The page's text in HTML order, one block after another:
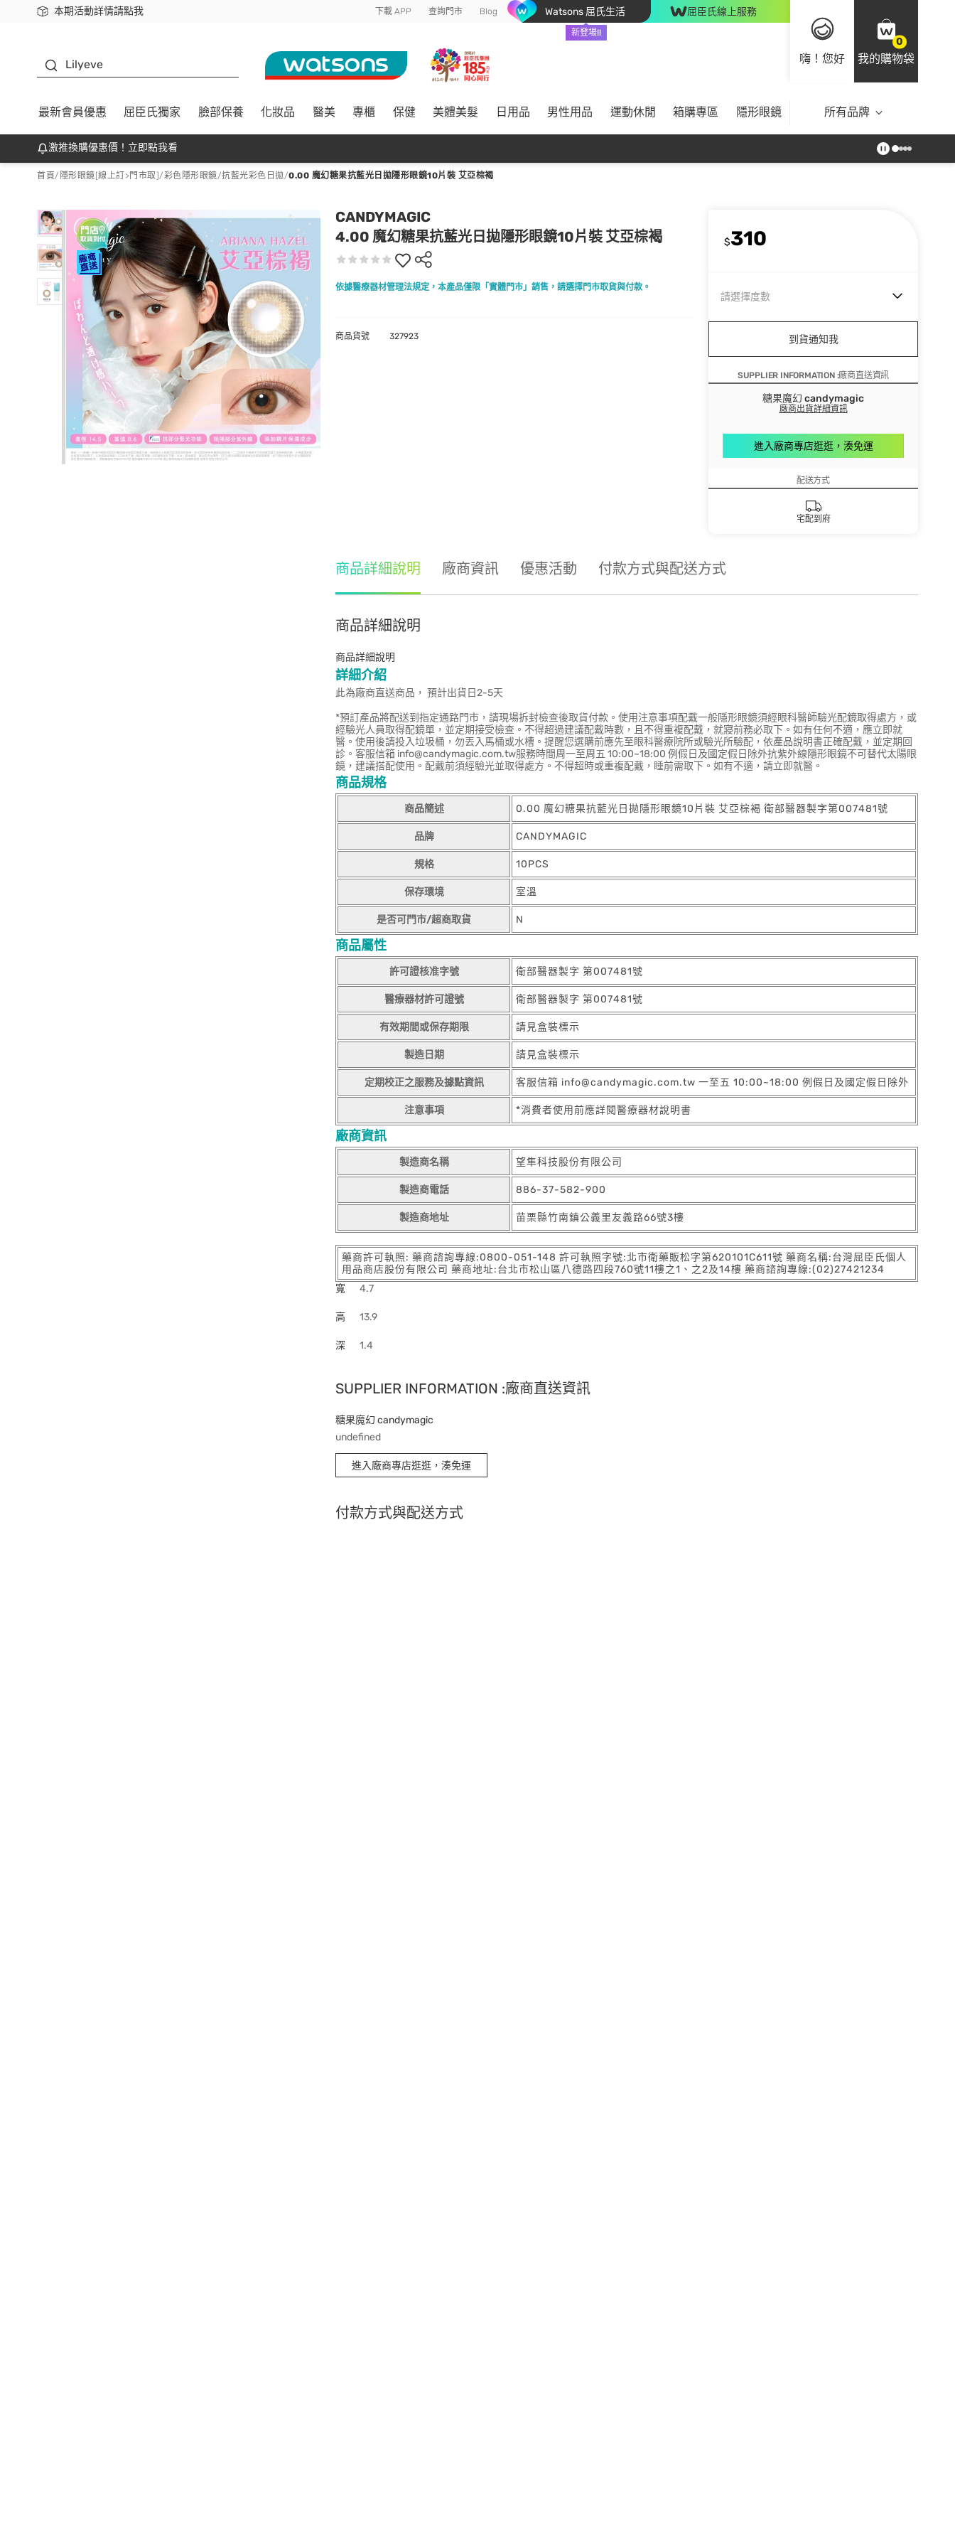
本期活動詳情請點我
下載app最高回饋$350 下載 APP 查詢門市 Blog Watsons 屈氏生活
新登場!!
屈臣氏線上服務
嗨！您好
0
我的購物袋
Lilyeve
最新會員優惠 屈臣氏獨家 臉部保養 化妝品 醫美 專櫃 保健 美體美髮 日用品 男性用品 運動休閒 箱購專區 隱形眼鏡 所有品牌
激推換購優惠價！立即點我看
首頁/ 隱形眼鏡[線上訂>門市取]/彩色隱形眼鏡/抗藍光彩色日拋/0.00 魔幻糖果抗藍光日拋隱形眼鏡10片裝 艾亞棕褐
CANDYMAGIC
4.00 魔幻糖果抗藍光日拋隱形眼鏡10片裝 艾亞棕褐
依據醫療器材管理法規定，本產品僅限「實體門市」銷售，請選擇門市取貨與付款。
$310
請選擇度數
到貨通知我
SUPPLIER INFORMATION :廠商直送資訊
糖果魔幻 candymagic
廠商出貨詳細資訊
進入廠商專店逛逛，湊免運
配送方式
宅配到府
商品貨號 327923
商品詳細說明 廠商資訊 優惠活動 付款方式與配送方式
商品詳細說明
商品詳細說明
詳細介紹
此為廠商直送商品， 預計出貨日2-5天
*預訂產品將配送到指定通路門市，請現場拆封檢查後取貨付款。使用注意事項配戴一般隱形眼鏡須經眼科醫師驗光配鏡取得處方，或
經驗光人員取得配鏡單，並定期接受檢查。不得超過建議配戴時數，且不得重複配戴，就寢前務必取下。如有任何不適，應立即就
醫。使用後請投入垃圾桶，勿丟入馬桶或水槽。提醒您選購前應先至眼科醫療院所或驗光所驗配，依產品說明書正確配戴，並定期回
診。客服信箱 info@candymagic.com.tw服務時間周一至周五 10:00~18:00 例假日及國定假日除外抗紫外線隱形眼鏡不可替代太陽眼
鏡，建議搭配使用。配戴前須經驗光並取得處方。不得超時或重複配戴，睡前需取下。如有不適，請立即就醫。
商品規格
商品簡述 0.00 魔幻糖果抗藍光日拋隱形眼鏡10片裝 艾亞棕褐 衛部醫器製字第007481號
品牌 CANDYMAGIC
規格 10PCS
保存環境 室溫
是否可門市/超商取貨 N
商品屬性
許可證核准字號 衛部醫器製字 第007481號
醫療器材許可證號 衛部醫器製字 第007481號
有效期間或保存期限 請見盒裝標示
製造日期 請見盒裝標示
定期校正之服務及據點資訊 客服信箱 info@candymagic.com.tw 一至五 10:00~18:00 例假日及國定假日除外
注意事項 *消費者使用前應詳閱醫療器材說明書
廠商資訊
製造商名稱 望隼科技股份有限公司
製造商電話 886-37-582-900
製造商地址 苗栗縣竹南鎮公義里友義路66號3樓
藥商許可執照: 藥商諮詢專線:0800-051-148 許可執照字號:北市衛藥販松字第620101C611號 藥商名稱:台灣屈臣氏個人
用品商店股份有限公司 藥商地址:台北市松山區八德路四段760號11樓之1、之2及14樓 藥商諮詢專線:(02)27421234
寬
4.7
高 13.9
深 1.4
SUPPLIER INFORMATION :廠商直送資訊
糖果魔幻 candymagic
undefined
進入廠商專店逛逛，湊免運
付款方式與配送方式